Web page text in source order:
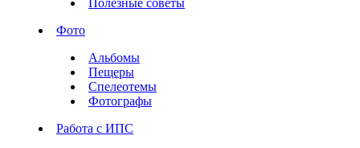
Полезные советы
Фото
Альбомы
Пещеры
Спелеотемы
Фотографы
Работа с ИПС